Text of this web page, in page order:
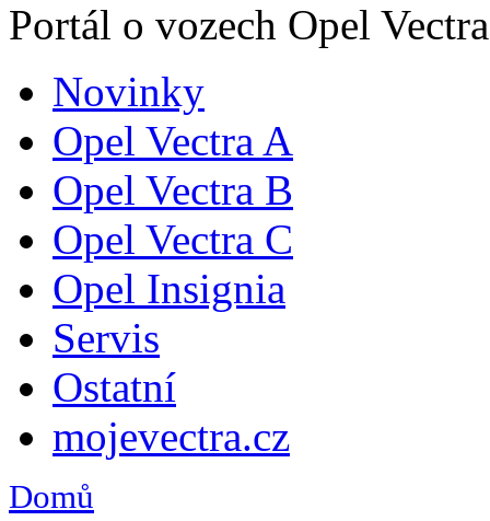
Portál o vozech Opel Vectra
Novinky
Opel Vectra A
Opel Vectra B
Opel Vectra C
Opel Insignia
Servis
Ostatní
mojevectra.cz
Domů